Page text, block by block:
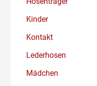
Kinder
Kontakt
Lederhosen
Mädchen